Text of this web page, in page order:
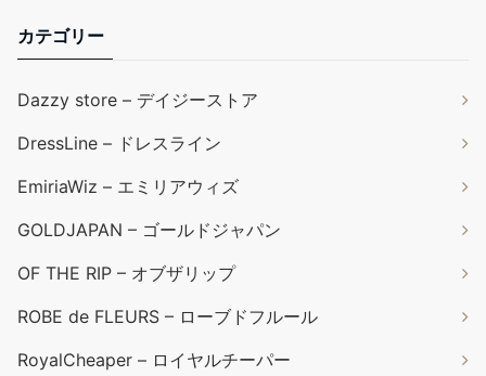
カテゴリー
Dazzy store – デイジーストア
DressLine – ドレスライン
EmiriaWiz – エミリアウィズ
GOLDJAPAN – ゴールドジャパン
OF THE RIP – オブザリップ
ROBE de FLEURS – ローブドフルール
RoyalCheaper – ロイヤルチーパー